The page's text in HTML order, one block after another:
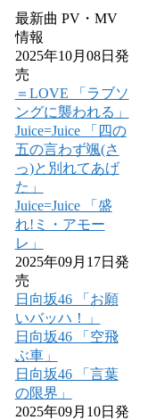
最新曲 PV・MV
情報
2025年10月08日発
売
＝LOVE 「ラブソ
ングに襲われる」
Juice=Juice 「四の
五の言わず颯(さ
っ)と別れてあげ
た」
Juice=Juice 「盛
れ!ミ・アモー
レ」
2025年09月17日発
売
日向坂46 「お願
いバッハ！」
日向坂46 「空飛
ぶ車」
日向坂46 「言葉
の限界」
2025年09月10日発